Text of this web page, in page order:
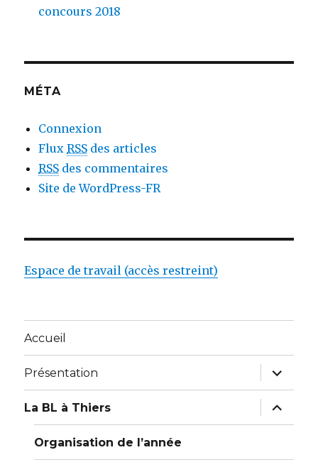
concours 2018
MÉTA
Connexion
FluxRSS des articles
RSS des commentaires
Site de WordPress-FR
Espace de travail (accès restreint)
Accueil
Présentation
ouvrir
le
sous-
menu
La BL à Thiers
ouvrir
le
sous-
Organisation de l’année